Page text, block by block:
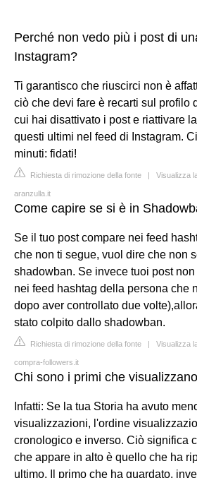
Perché non vedo più i post di
Instagram?
Ti garantisco che riuscirci non è
ciò che devi fare è recarti sul profilo
cui hai disattivato i post e riattivare
questi ultimi nel feed di Instagram.
minuti: fidati!
Richiesta di rimozione della fonte | Visualizza
aranzulla.it
Come capire se si è in
Se il tuo post compare nei feed
che non ti segue, vuol dire che non
shadowban. Se invece tuoi post
nei feed hashtag della persona che
dopo aver controllato due
stato colpito dallo shadowban.
Richiesta di rimozione della fonte | Visualizza
compra-followers.it
Chi sono i primi che
Infatti: Se la tua Storia ha avuto
visualizzazioni, l'ordine
cronologico e inverso. Ciò significa
che appare in alto è quello che ha
ultimo. Il primo che ha guardato,